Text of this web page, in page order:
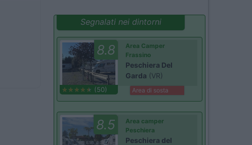
Segnalati nei dintorni
8.8
(50)
Area Camper
Frassino
Peschiera Del
Garda (VR)
Area di sosta
8.5
Area camper
Peschiera
Peschiera del